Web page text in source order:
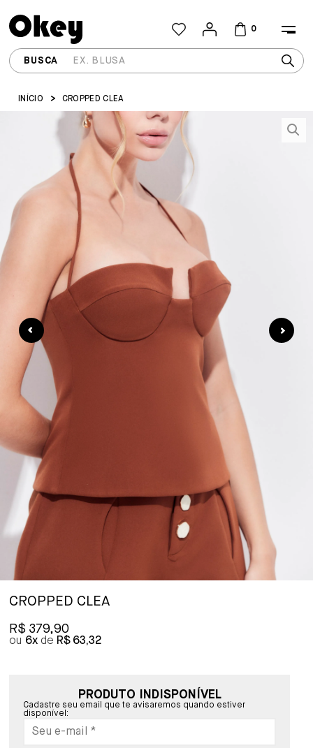
0
INÍCIO CROPPED CLEA
CROPPED CLEA
R$ 379,90
6x R$ 63,32
PRODUTO INDISPONÍVEL
Cadastre seu email que te avisaremos quando estiver
disponível: